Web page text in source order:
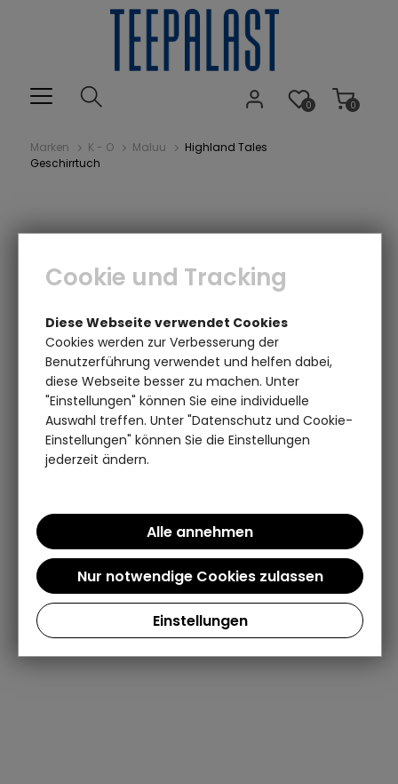
0
0
Marken K - O Maluu
Highland Tales
Geschirrtuch
Cookie und Tracking
Diese Webseite verwendet Cookies
Cookies werden zur Verbesserung der
Benutzerführung verwendet und helfen dabei,
diese Webseite besser zu machen. Unter
"Einstellungen" können Sie eine individuelle
Auswahl treffen. Unter "Datenschutz und Cookie-
Einstellungen" können Sie die Einstellungen
jederzeit ändern.
Einstellungen